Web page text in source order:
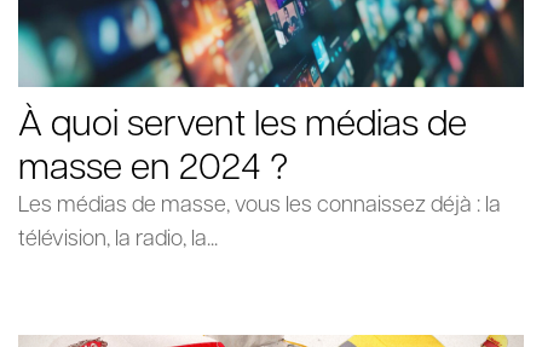
À quoi servent les médias de
masse en 2024 ?
Les médias de masse, vous les connaissez déjà : la
télévision, la radio, la...